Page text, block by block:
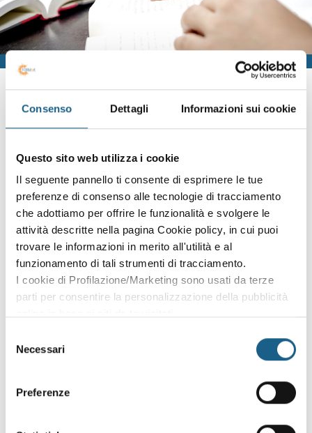
Consenso Dettagli Informazioni sui cookie
Questo sito web utilizza i cookie
Il seguente pannello ti consente di esprimere le tue
preferenze di consenso alle tecnologie di tracciamento
che adottiamo per offrire le funzionalità e svolgere le
attività descritte nella pagina Cookie policy, in cui puoi
trovare le informazioni in merito all'utilità e al
funzionamento di tali strumenti di tracciamento.
I cookie di Profilazione/Marketing sono usati da terze
parti per consentire la personalizzazione della pubblicità
qualsiasi momento. Consulta anche la nostra Privacy
delNecessari
Preferenze
Iscrizione
Sei già cliente?
Accedi con le credenziali che hai già creato in fase di
AZIENDA PRIVATO
P. IVA
PASSWORD (minimo 8 caratteri)
Oppure prosegui l'iscrizione al corso come
Puoi proseguire l'iscrizione al corso senza fare login. Scegli